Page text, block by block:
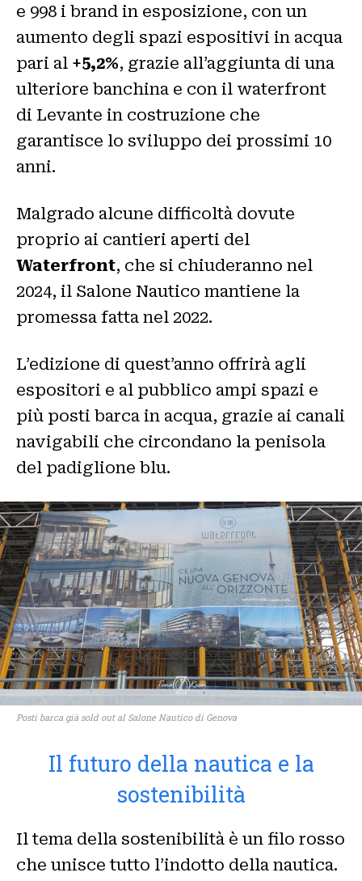
e 998 i brand in esposizione, con un
aumento degli spazi espositivi in acqua
pari al +5,2%, grazie all’aggiunta di una
ulteriore banchina e con il waterfront
di Levante in costruzione che
garantisce lo sviluppo dei prossimi 10
anni.
Malgrado alcune difficoltà dovute
proprio ai cantieri aperti del
Waterfront, che si chiuderanno nel
2024, il Salone Nautico mantiene la
promessa fatta nel 2022.
L’edizione di quest’anno offrirà agli
espositori e al pubblico ampi spazi e
più posti barca in acqua, grazie ai canali
navigabili che circondano la penisola
del padiglione blu.
Posti barca già sold out al Salone Nautico di Genova
Il futuro della nautica e la
sostenibilità
Il tema della sostenibilità è un filo rosso
che unisce tutto l’indotto della nautica.